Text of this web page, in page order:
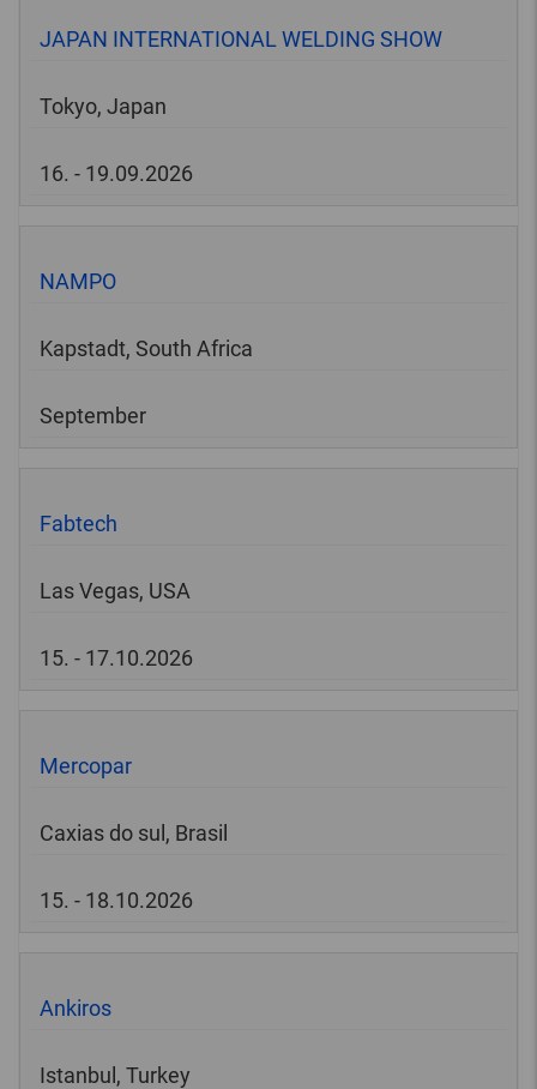
JAPAN INTERNATIONAL WELDING SHOW
Tokyo, Japan
16. - 19.09.2026
NAMPO
Kapstadt, South Africa
September
Fabtech
Las Vegas, USA
15. - 17.10.2026
Mercopar
Caxias do sul, Brasil
15. - 18.10.2026
Ankiros
Istanbul, Turkey